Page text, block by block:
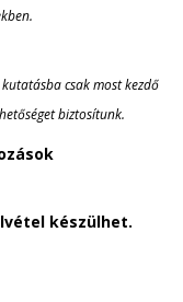
csak most kezdő
biztosítunk.
készülhet.